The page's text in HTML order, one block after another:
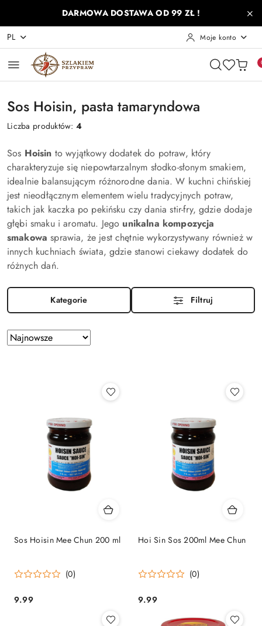
Przejdź do treści głównej
Przejdź do wyszukiwarki
Przejdź do moje konto
Przejdź do menu głównego
Przejdź do stopkiDARMOWA DOSTAWA OD 99 ZŁ !
PL Moje konto
Sos Hoisin, pasta tamaryndowa
Liczba produktów:4
Sos Hoisin to wyjątkowy dodatek do potraw, który
charakteryzuje się niepowtarzalnym słodko-słonym smakiem,
idealnie balansującym różnorodne dania. W kuchni chińskiej
jest nieodłącznym elementem wielu tradycyjnych potraw,
takich jak kaczka po pekińsku czy dania stir-fry, gdzie dodaje
głębi smaku i aromatu. Jego unikalna kompozycja
smakowa sprawia, że jest chętnie wykorzystywany również w
innych kuchniach świata, gdzie stanowi ciekawy dodatek do
różnych dań.
Kategorie Filtruj
Zastosowano
sortowanie:
Sortuj
według
Sos Hoisin Mee Chun 200 ml
(0)
Cena:
9.99
Hoi Sin Sos 200ml Mee Chun
(0)
Cena:
9.99